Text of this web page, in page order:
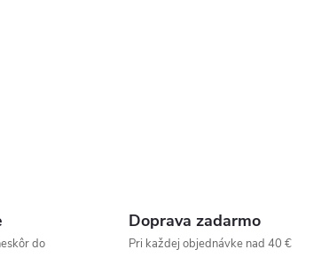
do
Doprava zadarmo
Pri každej objednávke nad 40 €